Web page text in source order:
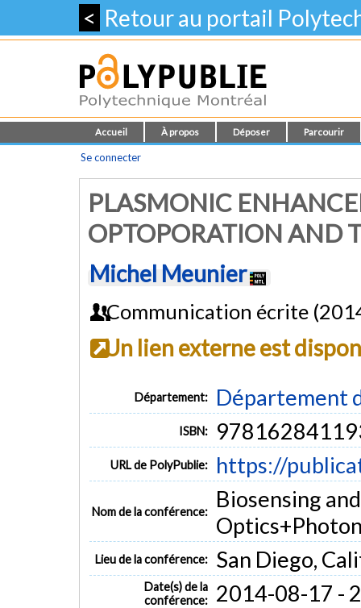
< Retour au portail
Accueil À propos Déposer Parcourir
Se connecter
PLASMONIC
OPTOPORATION AND
Michel Meunier
Communication écrite
Un lien externe est
Département: Département
ISBN:
URL de PolyPublie: https://
Nom de la conférence:
Biosensing
Lieu de la conférence: San Diego,
Date(s) de la
conférence:
2014-08-17 -